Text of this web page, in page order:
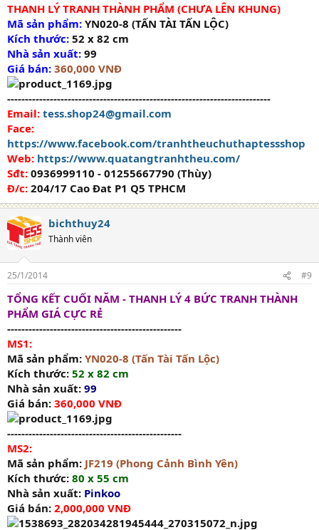
THANH LÝ TRANH THÀNH PHẨM (CHƯA LÊN KHUNG)
Mã sản phẩm: YN020-8 (TẤN TÀI TẤN LỘC)
Kích thước: 52 x 82 cm
Nhà sản xuất: 99
Giá bán: 360,000 VNĐ
--------------------------------------------------------------------------
Email: tess.shop24@gmail.com
Face:
https://www.facebook.com/tranhtheuchuthaptessshop
Web: https://www.quatangtranhtheu.com/
Sđt: 0936999110 - 01255667790 (Thùy)
Đ/c: 204/17 Cao Đat P1 Q5 TPHCM
bichthuy24
Thành viên
25/1/2014 #9
TỔNG KẾT CUỐI NĂM - THANH LÝ 4 BỨC TRANH THÀNH
PHẨM GIÁ CỰC RẺ
-------------------------------------------------
MS1:
Mã sản phẩm: YN020-8 (Tấn Tài Tấn Lộc)
Kích thước: 52 x 82 cm
Nhà sản xuất: 99
Giá bán: 360,000 VNĐ
-------------------------------------------------
MS2:
Mã sản phẩm: JF219 (Phong Cảnh Bình Yên)
Kích thước: 80 x 55 cm
Nhà sản xuất: Pinkoo
Giá bán: 2,000,000 VNĐ